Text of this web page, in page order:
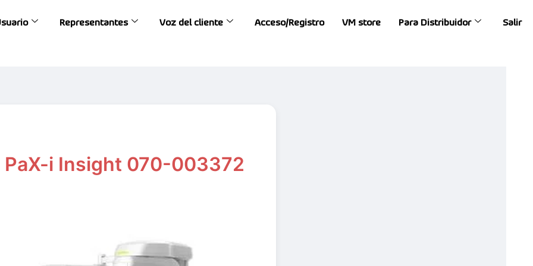
Representantes Voz del cliente Acceso/Registro VM store Para Distribuidor Salir
PaX-i Insight 070-003372